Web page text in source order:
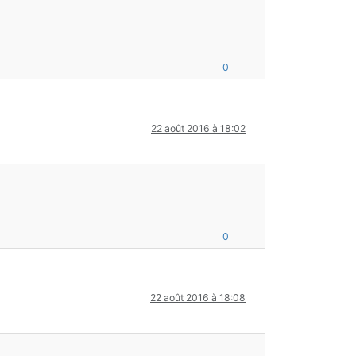
0
22 août 2016 à 18:02
0
22 août 2016 à 18:08